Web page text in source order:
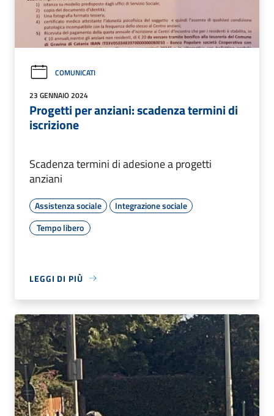
COMUNICATI
23 GENNAIO 2024
Progetti per anziani: scadenza termini di
iscrizione
Scadenza termini di adesione a progetti
anziani
Assistenza sociale
Integrazione sociale
Tempo libero
LEGGI DI PIÙ